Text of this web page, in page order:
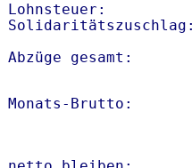
Lohnsteuer:
Abzüge gesamt:
Monats-